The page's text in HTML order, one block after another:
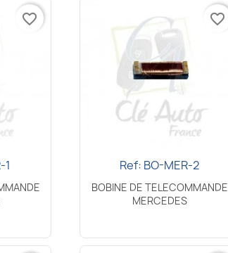
1
favorite_border
Aperçu rapide
Ref: BO-MER-2
BOBINE DE TELECOMMANDE
MERCEDES
favorite_border